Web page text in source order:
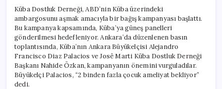
Bağış
Kampanyası:
“Küba’ya
Güneş
Enerjisi
Taşıyoruz”
için
Küba Dostluk Derneği, ABD’nin Küba üzerindeki
ambargosunu aşmak amacıyla bir bağış kampanyası başlattı.
Bu kampanya kapsamında, Küba’ya güneş panelleri
gönderilmesi hedefleniyor. Ankara’da düzenlenen basın
toplantısında, Küba’nın Ankara Büyükelçisi Alejandro
Francisco Diaz Palacios ve Josê Marti Küba Dostluk Derneği
Başkanı Nahide Özkan, kampanyanın önemini vurguladılar.
Büyükelçi Palacios, “2 binden fazla çocuk ameliyat bekliyor”
dedi.